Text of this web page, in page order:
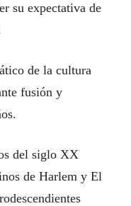
su expectativa de
de la cultura
fusión y
del siglo XX
de Harlem y El